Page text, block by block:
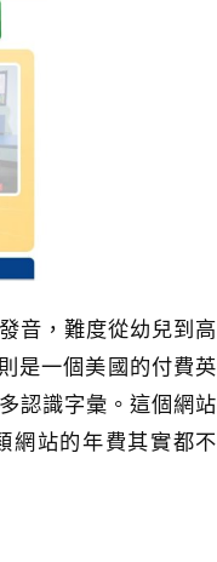
音，難度從幼兒到高
則是一個美國的付費英
認識字彙。這個網站
網站的年費其實都不